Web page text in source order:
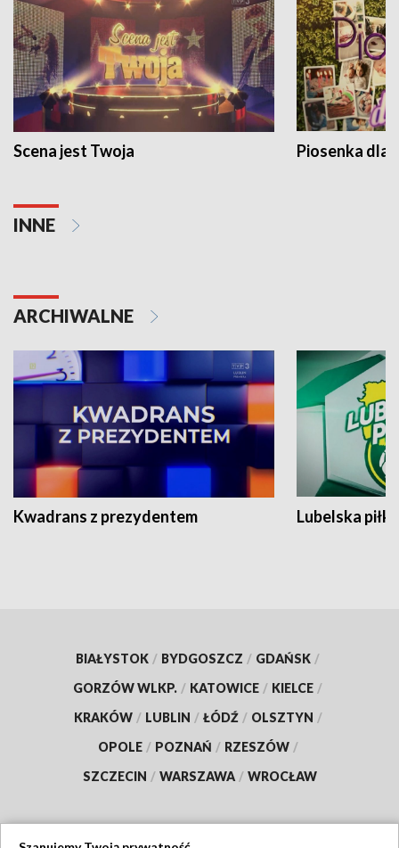
Scena jest Twoja Piosenka dla
INNE
ARCHIWALNE
Kwadrans z prezydentem Lubelska piłka
BIAŁYSTOK / BYDGOSZCZ / GDAŃSK /
GORZÓW WLKP. / KATOWICE / KIELCE /
KRAKÓW / LUBLIN / ŁÓDŹ / OLSZTYN /
OPOLE / POZNAŃ / RZESZÓW /
SZCZECIN / WARSZAWA / WROCŁAW